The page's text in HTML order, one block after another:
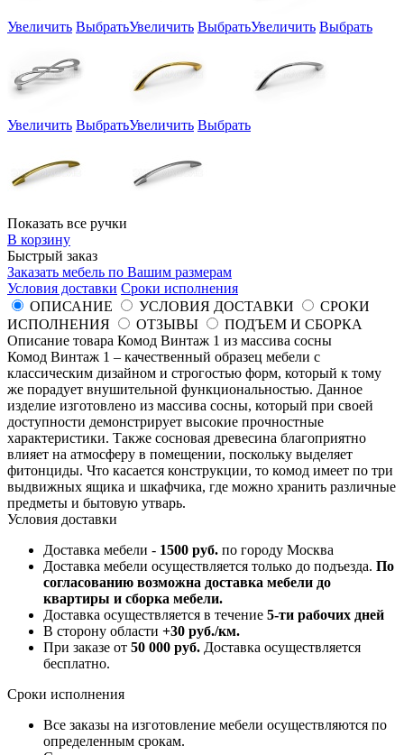
Увеличить ВыбратьУвеличить ВыбратьУвеличить Выбрать
Увеличить ВыбратьУвеличить Выбрать
Показать все ручки
В корзину
Быстрый заказ
Заказать мебель по Вашим размерам
Условия доставки Сроки исполнения
ОПИСАНИЕ
УСЛОВИЯ ДОСТАВКИ
СРОКИ
ИСПОЛНЕНИЯ
ОТЗЫВЫ
ПОДЪЕМ И СБОРКА
Описание товара Комод Винтаж 1 из массива сосны
Комод Винтаж 1 – качественный образец мебели с
классическим дизайном и строгостью форм, который к тому
же порадует внушительной функциональностью. Данное
изделие изготовлено из массива сосны, который при своей
доступности демонстрирует высокие прочностные
характеристики. Также сосновая древесина благоприятно
влияет на атмосферу в помещении, поскольку выделяет
фитонциды. Что касается конструкции, то комод имеет по три
выдвижных ящика и шкафчика, где можно хранить различные
предметы и бытовую утварь.
Условия доставки
Доставка мебели - 1500 руб. по городу Москва
Доставка мебели осуществляется только до подъезда. По
согласованию возможна доставка мебели до
квартиры и сборка мебели.
Доставка осуществляется в течение 5-ти рабочих дней
В сторону области +30 руб./км.
При заказе от 50 000 руб. Доставка осуществляется
бесплатно.
Сроки исполнения
Все заказы на изготовление мебели осуществляются по
определенным срокам.